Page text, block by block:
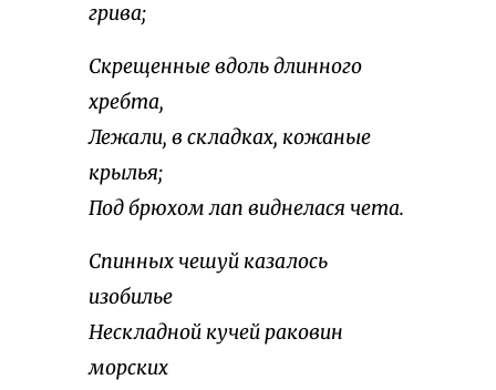
грива;
Скрещенные вдоль длинного
хребта,
Лежали, в складках, кожаные
крылья;
Под брюхом лап виднелася чета.
Спинных чешуй казалось
изобилье
Нескладной кучей раковин
морских